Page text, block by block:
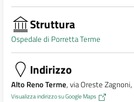
Struttura
Ospedale di Porretta Terme
Indirizzo
Alto Reno Terme, via Oreste
Visualizza indirizzo su Google Maps